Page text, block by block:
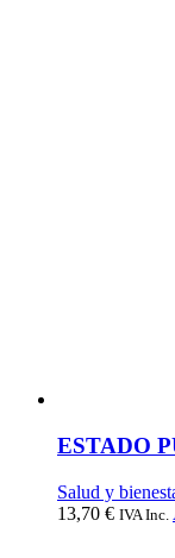
ESTADO
Salud y
13,70 € IVA Inc.